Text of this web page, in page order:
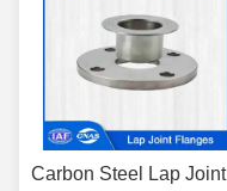
Carbon Steel Lap Joint